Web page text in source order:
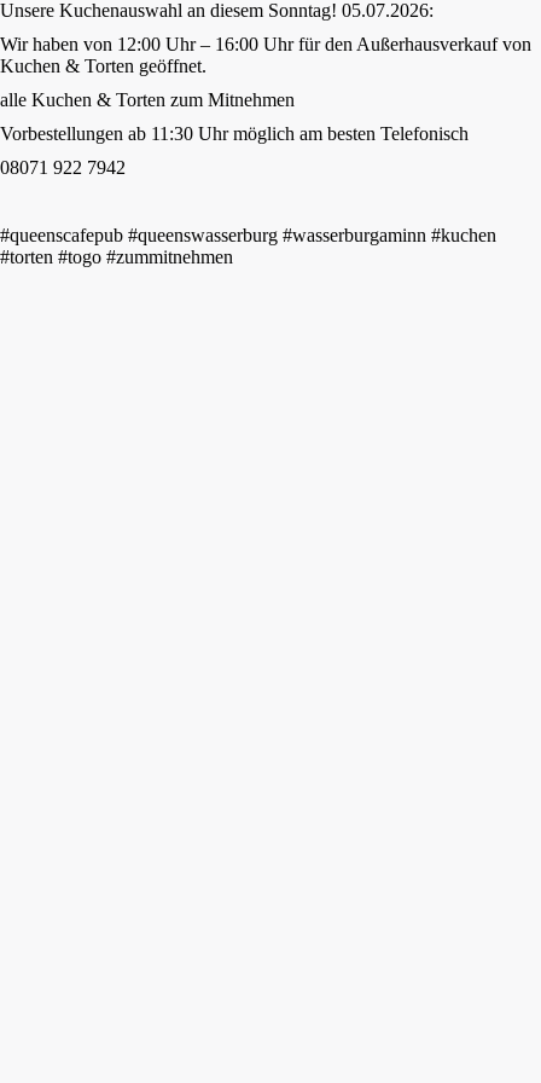
Unsere Kuchenauswahl an diesem Sonntag! 05.07.2026:
Wir haben von 12:00 Uhr – 16:00 Uhr für den Außerhausverkauf von
Kuchen & Torten geöffnet.
alle Kuchen & Torten zum Mitnehmen
Vorbestellungen ab 11:30 Uhr möglich am besten Telefonisch
08071 922 7942
#queenscafepub #queenswasserburg #wasserburgaminn #kuchen
#torten #togo #zummitnehmen